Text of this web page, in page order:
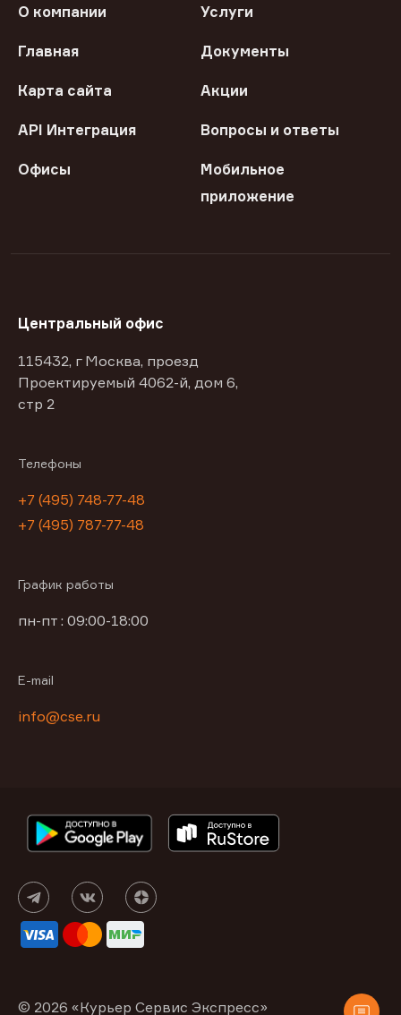
О компании Услуги
Главная Документы
Карта сайта Акции
API Интеграция Вопросы и ответы
Офисы
Мобильное
приложение
Центральный офис
115432, г Москва, проезд
Проектируемый 4062-й, дом 6,
стр 2
Телефоны
+7 (495) 748-77-48
+7 (495) 787-77-48
График работы
пн-пт : 09:00-18:00
E-mail
info@cse.ru
© 2026 «Курьер Сервис Экспресс»